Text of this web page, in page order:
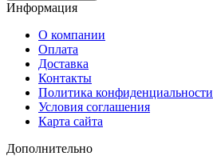
Информация
О компании
Оплата
Доставка
Контакты
Политика конфиденциальности
Условия соглашения
Карта сайта
Дополнительно